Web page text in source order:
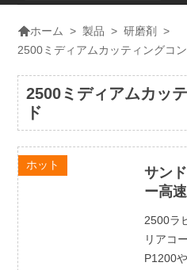
ホーム > 製品 > 研磨剤
>
2500ミディアムカッティングコ
2500ミディアムカッ
ド
ホット
サン
ー高
2500ラ
リアコ
P1200